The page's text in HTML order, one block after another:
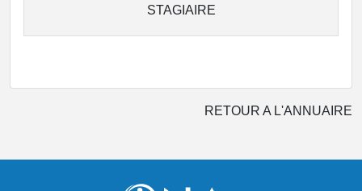
STAGIAIRE
RETOUR A L'ANNUAIRE